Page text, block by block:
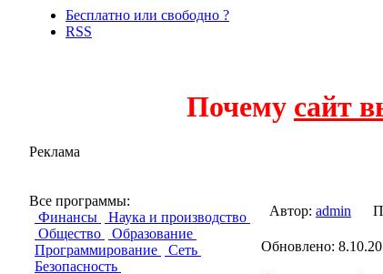
Бесплатно или свободно ?
RSS
Почему сайт
Реклама
Все программы:
Финансы
Наука и производство
Общество
Образование
Программирование
Сеть
Безопасность
Автор: admin
Обновлено: